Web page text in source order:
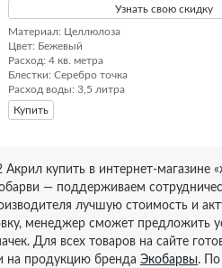
Узнать свою скидку
Материал: Целлюлоза
Цвет: Бежевый
Расход: 4 кв. метра
Блестки: Серебро точка
Расход воды: 3,5 литра
Купить
купить в интернет-магазине
— поддерживаем
лучшую стоимость и
менеджер сможет предложить
Для всех товаров на сайте
на продукцию бренда Экобарвы. По